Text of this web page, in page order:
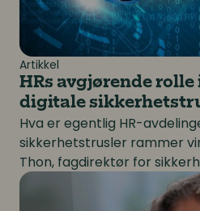
Artikkel
HRs avgjørende rolle
digitale
Hva er egentlig HR-
sikkerhetstrusler rammer
Thon, fagdirektør for
understreker at det er for
og lære prosedyrer når
Kritisk refleksjon i